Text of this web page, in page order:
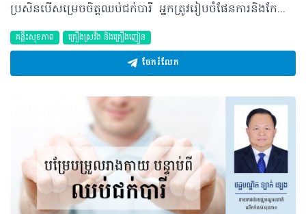
ប្រសិនបើសម្រេចចិត្តឈប់ជក់បារី អ្នកត្រូវរៀបចំផែនការនិងកែប្រែទម្លាប់ឬសកម្មភាពខ្លះៗ នោះនឹងទទួលជោគជ័យក្នុងការផ្តាច់បារីបាន១០០%។ ដូច្នេះ ៣ចំណុចខាងក្រោម អាចជួយលោកអ្នកបាន៖ រៀបចំផែនការ និងសកម្មភាព • ឈប់ជក់បារីពិតប្រាកដ តាមកាលបរិច្ឆេទដែលមានកំណត់ • ចូលរួមកម្មវិធីឈប់ជក់បារីយ៉ាងទៀងទាត់ • អនុវត្តតាមការណែនាំ ដែលមានក្នុងជំហានទាំង៧ • ទទួលទានដំណេកឲ្យបានគ្រប់គ្រាន់ • សុំការគាំទ្រលើកទឹកចិត្តពីក្រុមគ្រួសារ និងមិត្តភក្តិ • ចៀសវាងទទួលទានគ្រឿងស្រវឹង តែ កាហ្វេ ក្នុងអំឡុងពេលត្រៀមផ្តាច់បារី • ចៀសឲ្យឆ្ងាយពីកន្លែងដែលមានផ្សែងបារី។ អ្វីគួរធ្វើអំឡុងពេលឈប់ជក់បារី • ធ្វើពិធីជប់លាងដោយនិយាយថា «ឈប់ជក់បារីហើយ» • មិនទិញ និងមិនទទួលអំណោយបារី • កម្ទេចចោលបារី • កម្ទេចចានគោះក្រញ៉មបារីចោល • ប្រាប់ទៅក្រុមគ្រួសារ និងមិត្តភក្តិថាអ្នកបានឈប់ជក់បារីហើយ។ របៀបនៃការទប់ទល់ចំណង់បារី • ប្រកាស ៖ និយាយខ្លាំងៗ ម្តងហើយម្តងទៀត ថាឈប់ជក់បារីហើយ • ពន្យារពេល ៖ ភាគច្រើនចំណង់ចង់ជក់បារីខ្លាំងនឹងបាត់ទៅវិញក្នុងរយៈពេល៣ ទៅ៥នាទី • ដកដង្ហើមវែងៗ ៖ ត្រឹមតែ២ទៅ៣ដង ធ្វើឲ្យអ្នកមានអារម្មណ៍ថាធូរស្បើយ • ផឹកទឹក ៖ ក្រេបទឹកតិចៗ១ទៅ២កែវ អាចជួយបង្វែរអារម្មណ៍ អ្នកពីចំណង់បារី • ធ្វើសកម្មភាពផ្សេងៗ ៖ ដើម្បីបន្លប់ចិត្តឲ្យភ្លេចបារី អ្នកគួរធ្វើពលកម្ម កិច្ចការផ្ទះ លេងកីឡា អានសៀវភៅ ឬទស្សនាវដ្តី និងទំពាស្ករកៅស៊ូជាដើម។ លោកអ្នកអាចចាប់ផ្តើមដោយព្យាយាមផ្លាស់ប្តូរបន្តិចម្តងៗ បើទោះជាពេលខ្លះអ្នកមានអារម្មណ៍ចង់បោះបង់ចោលក៏ដោយ….. បកស្រាយដោយ ៖ វេជ្ជបណ្ឌិត ឡាក់ ឡេង នាយករងនៃមជ្ឈមណ្ឌលជាតិលើកកម្ពស់សុខភាព ©2018 រក្សាសិទ្ធិគ្រប់យ៉ាង​ដោយ Healthtime Corporation ចំពោះគ្រប់អត្ថបទដោយគ្មានផ្នែកណាមួយត្រូវបោះពុម្ពផ្សាយចូល ប្រព័ន្ធអ៊ីនធឺណែតឧបករណ៍អេឡិចត្រូនិកអាត់ជាសំឡេងឬថតចំលងគ្រប់រូបភាពដោយគ្មានការអនុញ្ញាតឡើយ
គន្លឹះសុខភាព គ្រឿងស្រវឹង​ និងគ្រឿងញៀន
ចែករំលែក